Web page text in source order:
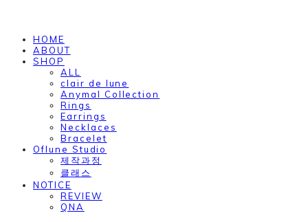
HOME
ABOUT
SHOP
ALL
clair de lune
Anymal Collection
Rings
Earrings
Necklaces
Bracelet
Oflune Studio
제작과정
클래스
NOTICE
REVIEW
QNA